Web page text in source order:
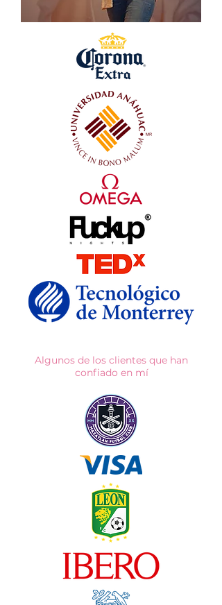
Algunos de los clientes que han
confiado en mí